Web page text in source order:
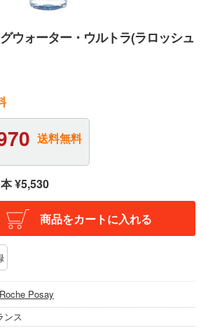
ウォーター・ウルトラ(ラロッシュ
送料無料
¥5,530
商品をカートに入れる
Posay
ンス